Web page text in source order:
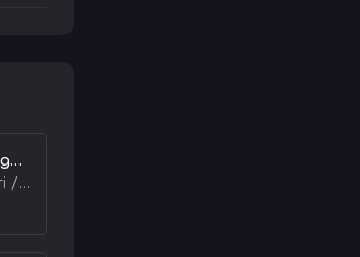
Mandaloriyalik va Grogu 2026 HD Uzbek tilida Tarjima kino skachat tas-ix
Kinolar / AQSH kinolari / Tarjima kinolar